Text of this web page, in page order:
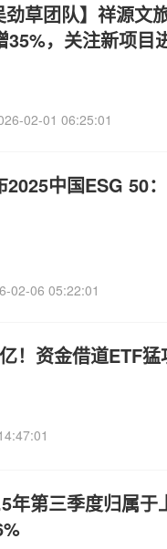
劲草团队】祥源文
35%，关注新项目
02-01 06:25:01
2025中国ESG 50
02-06 05:22:01
！资金借道ETF
年第三季度归属于